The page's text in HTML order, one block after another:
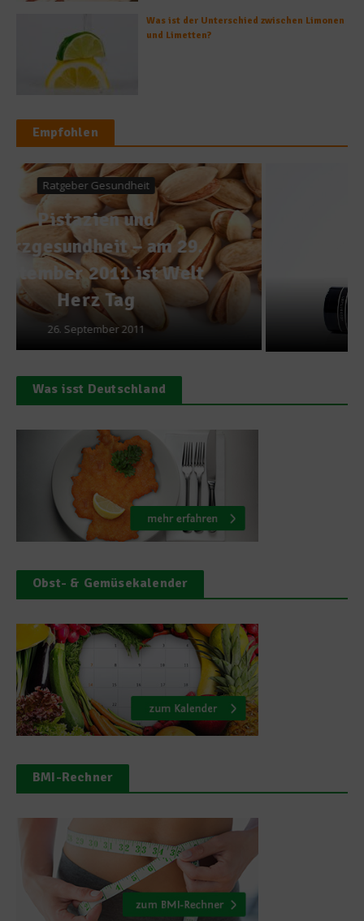
Was ist der Unterschied zwischen Limonen
und Limetten?
Empfohlen
News
Von der Provokation zum
Klassiker: 20 Jahre Riesling
Unplugged
29. August 2021
Was isst Deutschland
Obst- & Gemüsekalender
BMI-Rechner